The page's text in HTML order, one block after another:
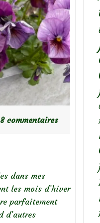
8 commentaires
dans mes
les mois d’hiver
parfaitement
d’autres